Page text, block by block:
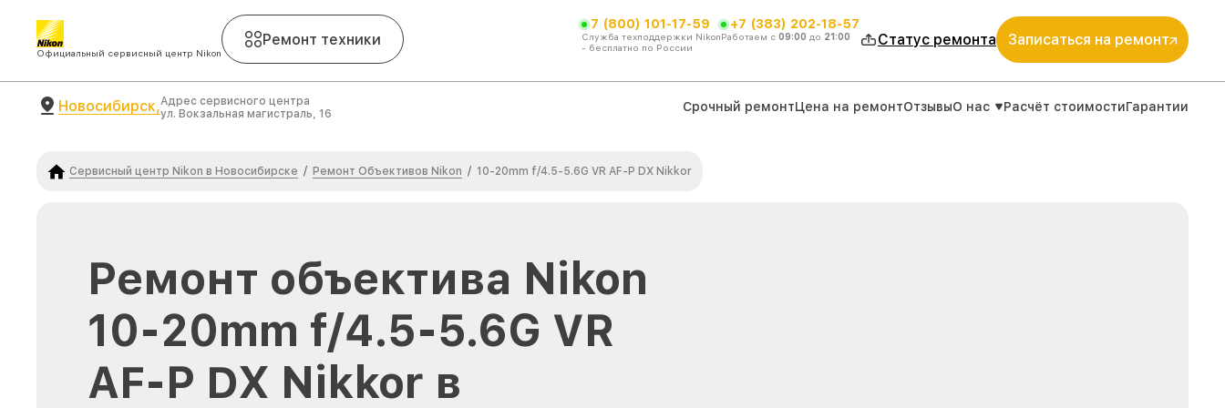
Официальный сервисный центр Nikon
Ремонт техники
7 (800) 101-17-59
Служба техподдержки Nikon
- бесплатно по России
+7 (383) 202-18-57
Работаем с 09:00 до 21:00 Статус ремонта Записаться на ремонт
Новосибирск,Адрес сервисного центра
ул. Вокзальная магистраль, 16
Срочный ремонтЦена на ремонтОтзывыО нас Расчёт стоимостиГарантии
Сервисный центр Nikon в Новосибирске / Ремонт Объективов Nikon / 10-20mm f/4.5-5.6G VR AF-P DX Nikkor
Ремонт объектива Nikon
10-20mm f/4.5-5.6G VR
AF-P DX Nikkor в